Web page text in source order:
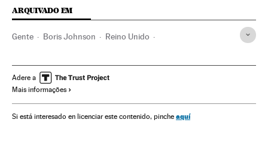
ARQUIVADO EM
Gente Boris Johnson Reino Unido
Europa Twitter Redes sociales
Adere a
Mais informações
Si está interesado en licenciar este contenido, pinche aquí